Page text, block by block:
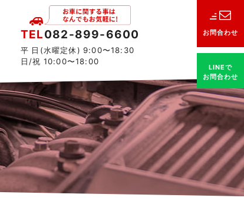
TEL082-899-6600
平 日(水曜定休) 9:00〜18:30
日/祝 10:00〜18:00
お問合わせ
LINEで
お問合わせ